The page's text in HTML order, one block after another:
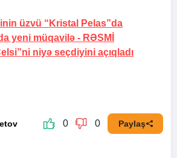
üzvü “Kristal Pelas”da
yeni müqavilə - RƏSMİ
niyə seçdiyini açıqladı
0 0 Paylaş